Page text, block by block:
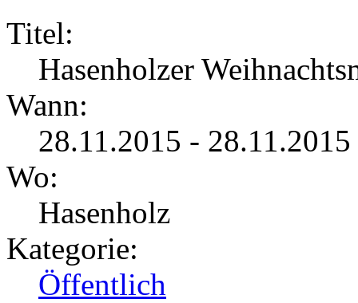
Titel:
Hasenholzer
Wann:
28.11.2015 -
Wo:
Hasenholz
Kategorie:
Öffentlich